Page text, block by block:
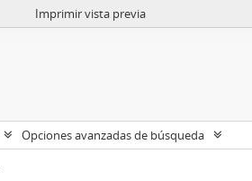
Imprimir vista previa
Opciones avanzadas de búsqueda